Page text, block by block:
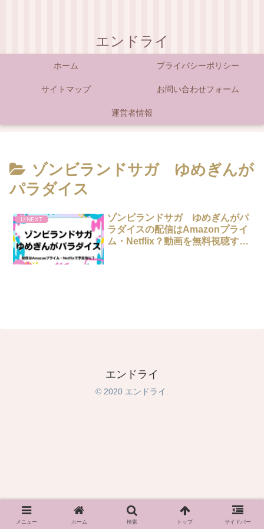
エンドライ
ホーム プライバシーポリシー
サイトマップ お問い合わせフォーム
運営者情報
ゾンビランドサガ ゆめぎんが
パラダイス
U-NEXT
ゾンビランドサガ ゆめぎんがパ
ラダイスの配信はAmazonプライ
ム・Netflix？動画を無料視聴する
エンドライ
© 2020 エンドライ.
メニュー ホーム 検索 トップ サイドバー